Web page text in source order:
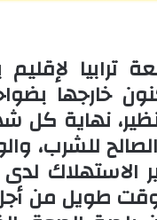
ترابيا
نهاية كل
للشرب،
الاستهلاك لدى
وقت طويل من